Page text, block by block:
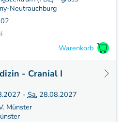
II
Manipulations-techniken
I - Einführung
- Zertifikat (postgraduate)
Neutrauchburg
- Cranial I
- Sa.28.08.2027
Münster